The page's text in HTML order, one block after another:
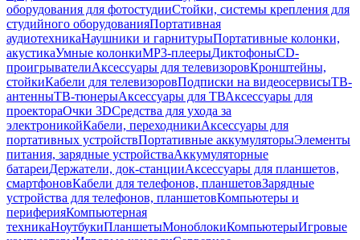
оборудования для фотостудииСтойки, системы крепления для
студийного оборудованияПортативная
аудиотехникаНаушники и гарнитурыПортативные колонки,
акустикаУмные колонкиMP3-плеерыДиктофоныCD-
проигрывателиАксессуары для телевизоровКронштейны,
стойкиКабели для телевизоровПодписки на видеосервисыТВ-
антенныТВ-тюнерыАксессуары для ТВАксессуары для
проектораОчки 3DСредства для ухода за
электроникойКабели, переходникиАксессуары для
портативных устройствПортативные аккумуляторыЭлементы
питания, зарядные устройстваАккумуляторные
батареиДержатели, док-станцииАксессуары для планшетов,
смартфоновКабели для телефонов, планшетовЗарядные
устройства для телефонов, планшетовКомпьютеры и
периферияКомпьютерная
техникаНоутбукиПланшетыМоноблокиКомпьютерыИгровые